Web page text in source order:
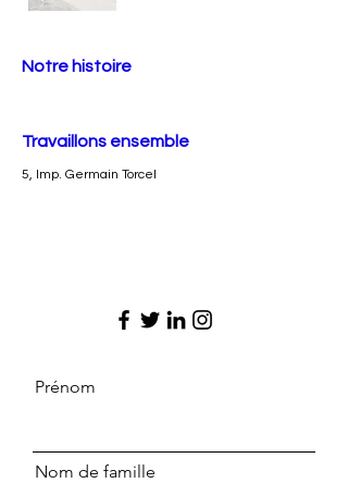
Notre histoire
Travaillons ensemble
5, Imp. Germain Torcel
Prénom
Nom de famille